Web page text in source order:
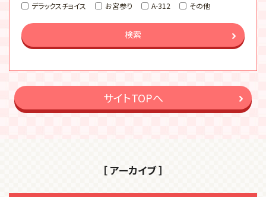
デラックスチョイス
お宮参り A-312 その他
検索
サイトTOPへ
［ アーカイブ ］